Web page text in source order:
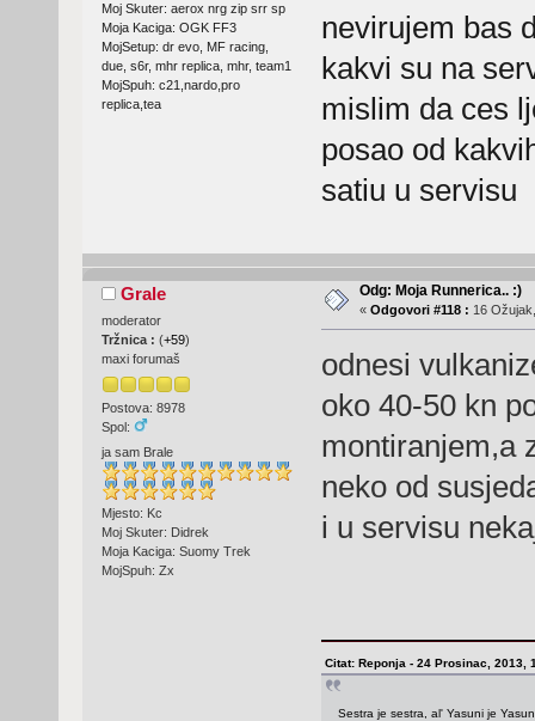
Moj Skuter: aerox nrg zip srr sp
Moja Kaciga: OGK FF3
MojSetup: dr evo, MF racing,
due, s6r, mhr replica, mhr, team1
MojSpuh: c21,nardo,pro
replica,tea
nevirujem bas
kakvi su na
mislim da ces
posao od
satiu u servisu
Grale
moderator
Tržnica : (+59)
maxi forumaš
Postova: 8978
Spol:
ja sam Brale
Mjesto: Kc
Moj Skuter: Didrek
Moja Kaciga: Suomy Trek
MojSpuh: Zx
Odg: Moja Runnerica.. :)
« Odgovori #118 : 16
odnesi
oko 40-50 kn
montiranjem,a
neko od
i u servisu
Citat: Reponja - 24 Prosinac, 2013,
Sestra je sestra, al' Yasuni je